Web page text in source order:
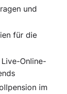
und
für die
Online-
im